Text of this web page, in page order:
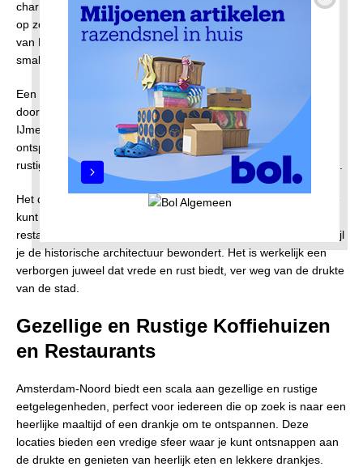
charmante dorp is een perfecte bestemming voor iedereen die
op zoek is naar een vredige omgeving. De rustieke schoonheid
van Durgerdam, met zijn traditionele Nederlandse huizen en
smalle straatjes, neemt je mee terug in de tijd.
Een van de beste manieren omDurgerdamte verkennen is
door langs het water te wandelen. De rustige wateren van het
IJmeer vormen een prachtige achtergrond voor een
ontspannende wandeling. Geniet van de frisse lucht en de
rustige geluiden van de natuur terwijl u langs het water wandelt.
Het dorp biedt ook verschillende activiteiten voor bezoekers. Je
kunt traditioneel Nederlands eten proeven in een van de lokale
restaurants, of gewoon genieten van de rustige omgeving terwijl
je de historische architectuur bewondert. Het is werkelijk een
verborgen juweel dat vrede en rust biedt, ver weg van de drukte
van de stad.
Gezellige en Rustige Koffiehuizen
en Restaurants
Amsterdam-Noord biedt een scala aan gezellige en rustige
eetgelegenheden, perfect voor iedereen die op zoek is naar een
heerlijke maaltijd of een drankje om te ontspannen. Deze
locaties bieden een vredige sfeer waar je kunt ontsnappen aan
de drukte en genieten van heerlijk eten en lekkere drankjes.